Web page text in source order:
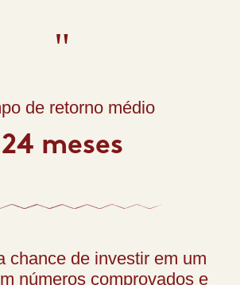
"
de retorno médio
24 meses
chance de investir em um
números comprovados e